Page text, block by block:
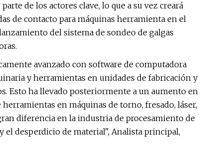
de los actores clave, lo que a su vez creará
de contacto para máquinas herramienta en el
del sistema de sondeo de galgas
avanzado con software de computadora
y herramientas en unidades de fabricación y
Esto ha llevado posteriormente a un aumento en
en máquinas de torno, fresado, láser,
diferencia en la industria de procesamiento de
desperdicio de material", Analista principal,